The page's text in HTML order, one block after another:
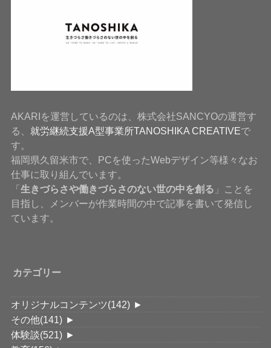
AKARIを運営しているのは、株式会社SANCYOの運営す
る、 就労継続支援A型事業所TANOSHIKA CREATIVEで
す。
福岡県久留米市で、PCを使ったWebデザイン等様々なお
仕事に取り組んでいます。
「生きづらさや働きづらさのない世の中を創る 」ことを
目指し、メンバーが作業時間の中で記事を書いて発信し
ています。
カテゴリー
オリジナルコンテンツ(142) ►
その他(141) ►
体験談(521) ►